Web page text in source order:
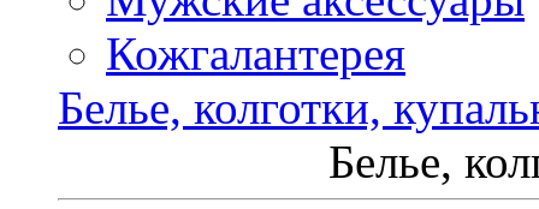
Кожгалантерея
Белье, колготки,
Белье,